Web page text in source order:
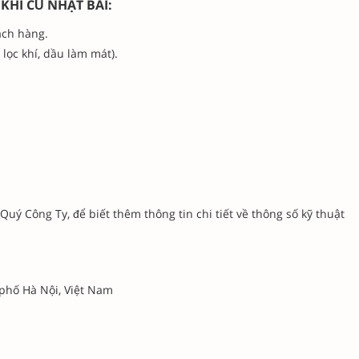
CŨ NHẬT BÃI:
hàng.
khí, dầu làm mát).
Công Ty, để biết thêm thông tin chi tiết về thông số kỹ thuật
Hà Nội, Việt Nam